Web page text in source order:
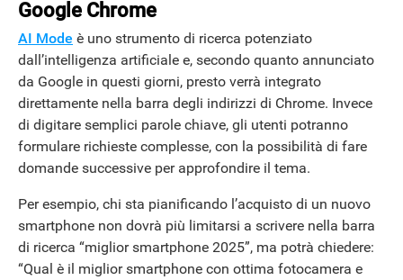
Google Chrome
AI Mode è uno strumento di ricerca potenziato
dall’intelligenza artificiale e, secondo quanto annunciato
da Google in questi giorni, presto verrà integrato
direttamente nella barra degli indirizzi di Chrome. Invece
di digitare semplici parole chiave, gli utenti potranno
formulare richieste complesse, con la possibilità di fare
domande successive per approfondire il tema.
Per esempio, chi sta pianificando l’acquisto di un nuovo
smartphone non dovrà più limitarsi a scrivere nella barra
di ricerca “miglior smartphone 2025”, ma potrà chiedere:
“Qual è il miglior smartphone con ottima fotocamera e